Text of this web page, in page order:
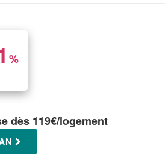
%
dès 119€/logement